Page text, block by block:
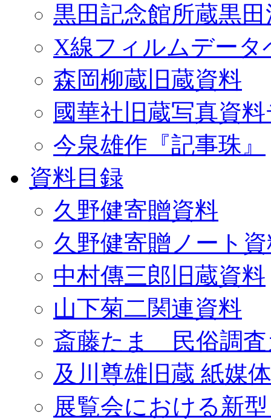
黒田記念館所蔵黒
X線フィルムデータ
森岡柳蔵旧蔵資料
國華社旧蔵写真資
今泉雄作『記事珠』
資料目録
久野健寄贈資料
久野健寄贈ノート
中村傳三郎旧蔵資料
山下菊二関連資料
斎藤たま 民俗調査
及川尊雄旧蔵 紙媒
展覧会における新